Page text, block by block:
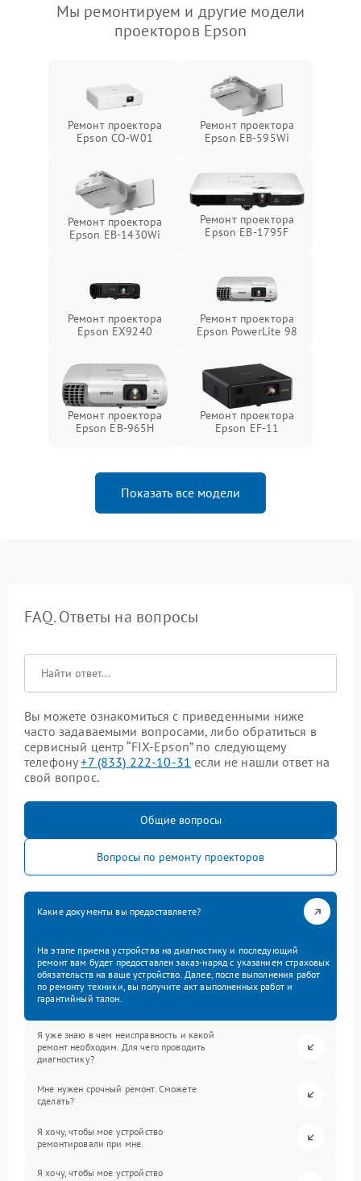
Мы ремонтируем и другие модели
проекторов Epson
Ремонт проектора
Epson CO-W01
Ремонт проектора
Epson EB-595Wi
Ремонт проектора
Epson EB-1430Wi
Ремонт проектора
Epson EB-1795F
Ремонт проектора
Epson EX9240
Ремонт проектора
Epson PowerLite 98
Ремонт проектора
Epson EB-965H
Ремонт проектора
Epson EF-11
Показать все модели
FAQ. Ответы на вопросы
Вы можете ознакомиться с приведенными ниже
часто задаваемыми вопросами, либо обратиться в
сервисный центр “FIX-Epson” по следующему
телефону+7 (833) 222-10-31 если не нашли ответ на
свой вопрос.
Общие вопросы
Вопросы по ремонту проекторов
Какие документы вы предоставляете?
На этапе приема устройства на диагностику и последующий
ремонт вам будет предоставлен заказ-наряд с указанием страховых
обязательств на ваше устройство. Далее, после выполнения работ
по ремонту техники, вы получите акт выполненных работ и
гарантийный талон.
Я уже знаю в чем неисправность и какой
ремонт необходим. Для чего проводить
диагностику?
Мне нужен срочный ремонт. Сможете
сделать?
Я хочу, чтобы мое устройство
ремонтировали при мне.
Я хочу, чтобы мое устройство